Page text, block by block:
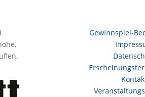
Gewinnspiel-